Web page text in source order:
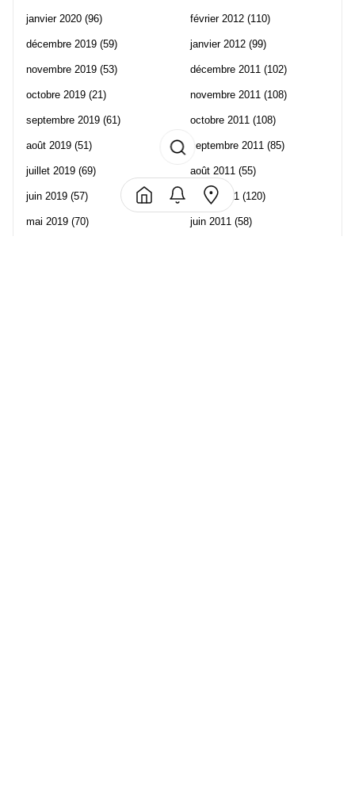
janvier 2020 (96)
décembre 2019 (59)
novembre 2019 (53)
octobre 2019 (21)
septembre 2019 (61)
août 2019 (51)
juillet 2019 (69)
juin 2019 (57)
mai 2019 (70)
février 2012 (110)
janvier 2012 (99)
décembre 2011 (102)
novembre 2011 (108)
octobre 2011 (108)
septembre 2011 (85)
août 2011 (55)
juillet 2011 (120)
juin 2011 (58)